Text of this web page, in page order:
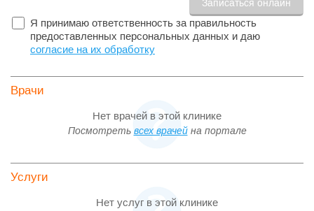
Я принимаю ответственность за правильность
предоставленных персональных данных и даю
согласие на их обработку
Врачи
Нет врачей в этой клинике
Посмотреть всех врачейна портале
Услуги
Нет услуг в этой клинике